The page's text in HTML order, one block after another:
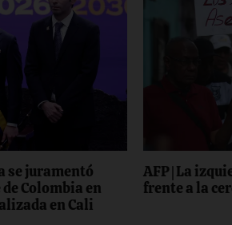
se juramentó
Colombia en
en Cali
AFP | La
frente a la